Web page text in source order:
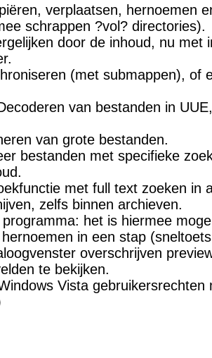
verplaatsen, hernoemen
schrappen ?vol? directories).
door de inhoud, nu met
(met submappen), of
van bestanden in
van grote bestanden.
bestanden met specifieke
met full text zoeken in
zelfs binnen archieven.
het is hiermee
in een stap
overschrijven
te bekijken.
Vista gebruikersrechten